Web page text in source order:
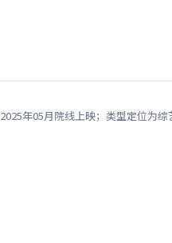
年05月院线上映；类型定位为